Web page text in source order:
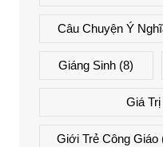
Câu Chuyện Ý
Giáng Sinh (8)
Giá
Giới Trẻ Công Giáo